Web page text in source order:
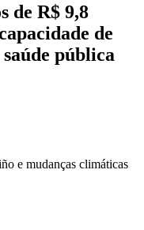
de R$ 9,8
de
pública